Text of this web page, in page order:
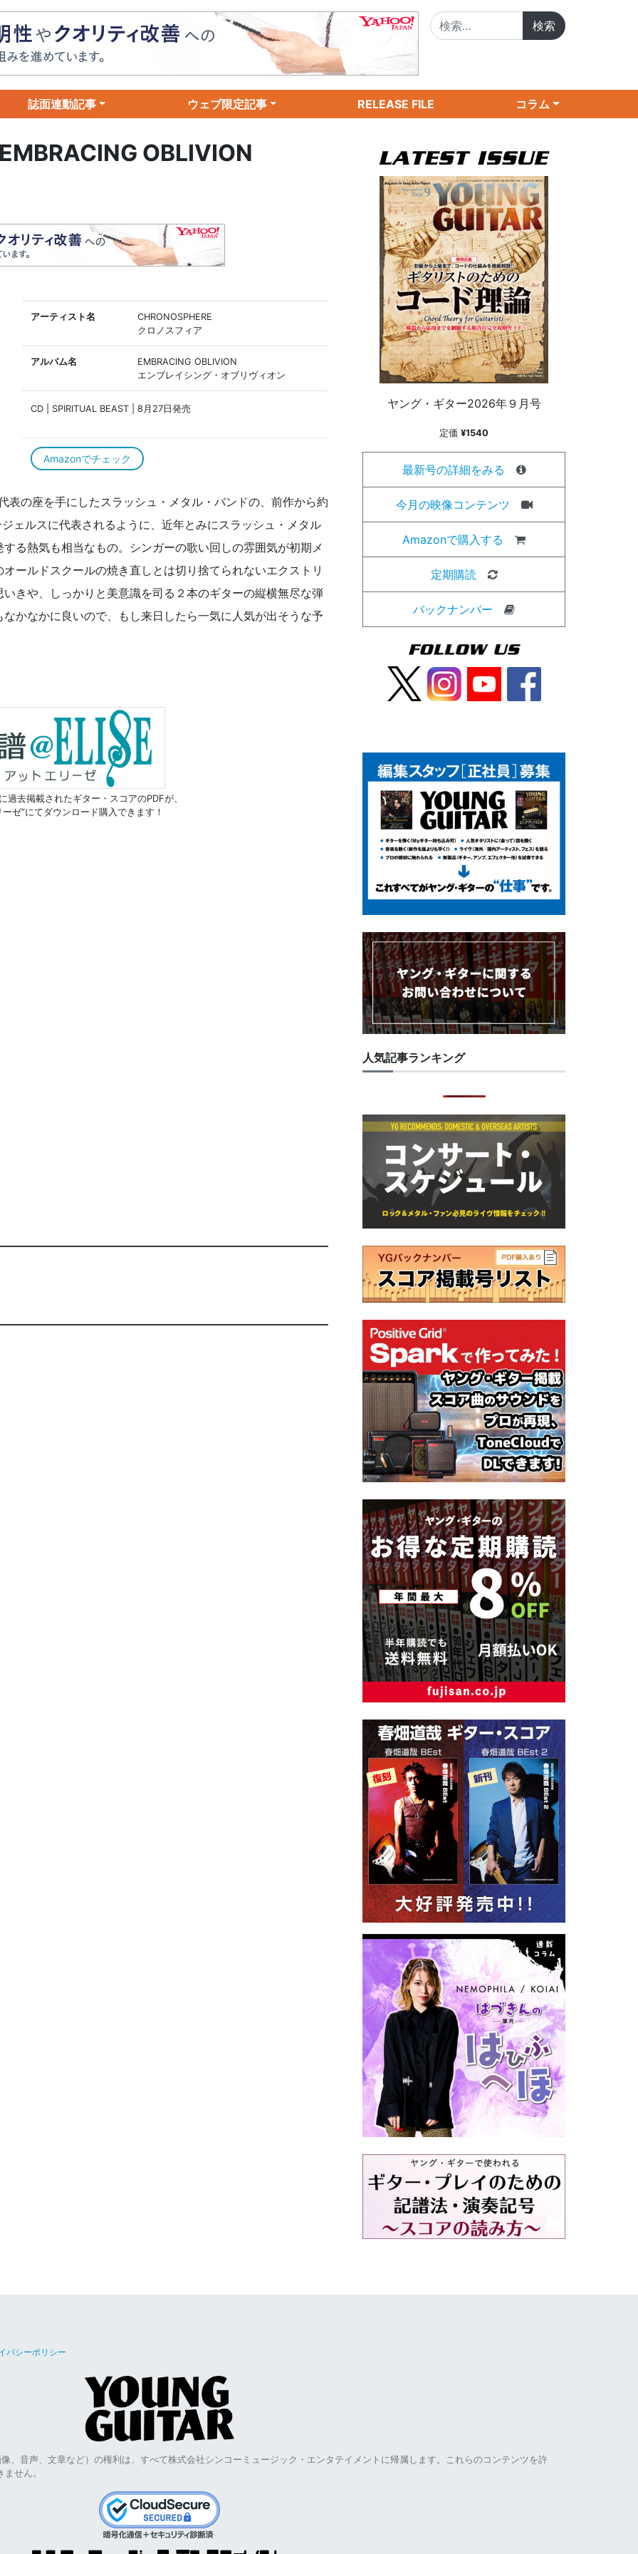
誌面連動記事 ウェブ限定記事 RELEASE FILE コラム
OBLIVION
アーティスト名
CHRONOSPHERE
クロノスフィア
アルバム名
EMBRACING OBLIVION
エンブレイシング・オブリヴィオン
CD | SPIRITUAL BEAST | 8月27日発売
Amazonでチェック
表の座を手にしたスラッシュ・メタル・バンドの、前作から約
ェルスに代表されるように、近年とみにスラッシュ・メタル
る熱気も相当なもの。シンガーの歌い回しの雰囲気が初期メ
ールドスクールの焼き直しとは切り捨てられないエクストリ
きや、しっかりと美意識を司る２本のギターの縦横無尽な弾
かなかに良いので、もし来日したら一気に人気が出そうな予
過去掲載されたギター・スコアのPDFが、
ゼ”にてダウンロード購入できます！
ヤング・ギター2026年９月号
定価 ¥1540
最新号の詳細をみる
今月の映像コンテンツ
Amazonで購入する
定期購読
バックナンバー
人気記事ランキング
バシーポリシー
、音声、文章など）の権利は、すべて株式会社シンコーミュージック・エンタテイメントに帰属します。これらのコンテンツを許
せん。